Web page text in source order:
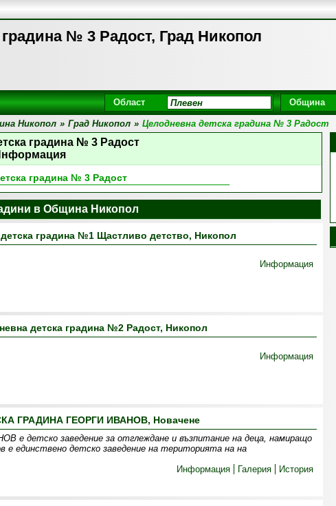
№ 3 Радост, Град Никопол
Област Община
Никопол » Град Никопол » Целодневна детска градина № 3 Радост
градина № 3 Радост
градина № 3 Радост
в Община Никопол
градина №1 Щастливо детство, Никопол
Информация
детска градина №2 Радост, Никопол
Информация
ГРАДИНА ГЕОРГИ ИВАНОВ, Новачене
детско заведение за отглеждане и възпитание на деца, намиращо
е единствено детско заведение на територията на на
Информация
Галерия История